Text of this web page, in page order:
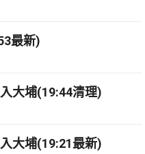
最新)
大埔(19:44清理)
大埔(19:21最新)